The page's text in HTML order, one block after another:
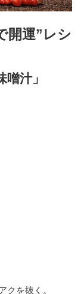
開運”レシ
汁」
を抜く。